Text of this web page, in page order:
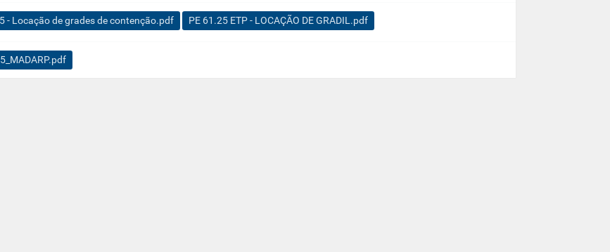
- Locação de grades de contenção.pdf PE 61.25 ETP - LOCAÇÃO DE GRADIL.pdf